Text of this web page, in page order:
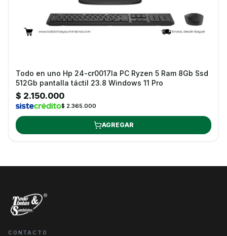
Todo en uno Hp 24-cr0017la PC Ryzen 5 Ram 8Gb Ssd
512Gb pantalla táctil 23.8 Windows 11 Pro
$ 2.150.000
$ 2.365.000
AGREGAR
CONTACTO